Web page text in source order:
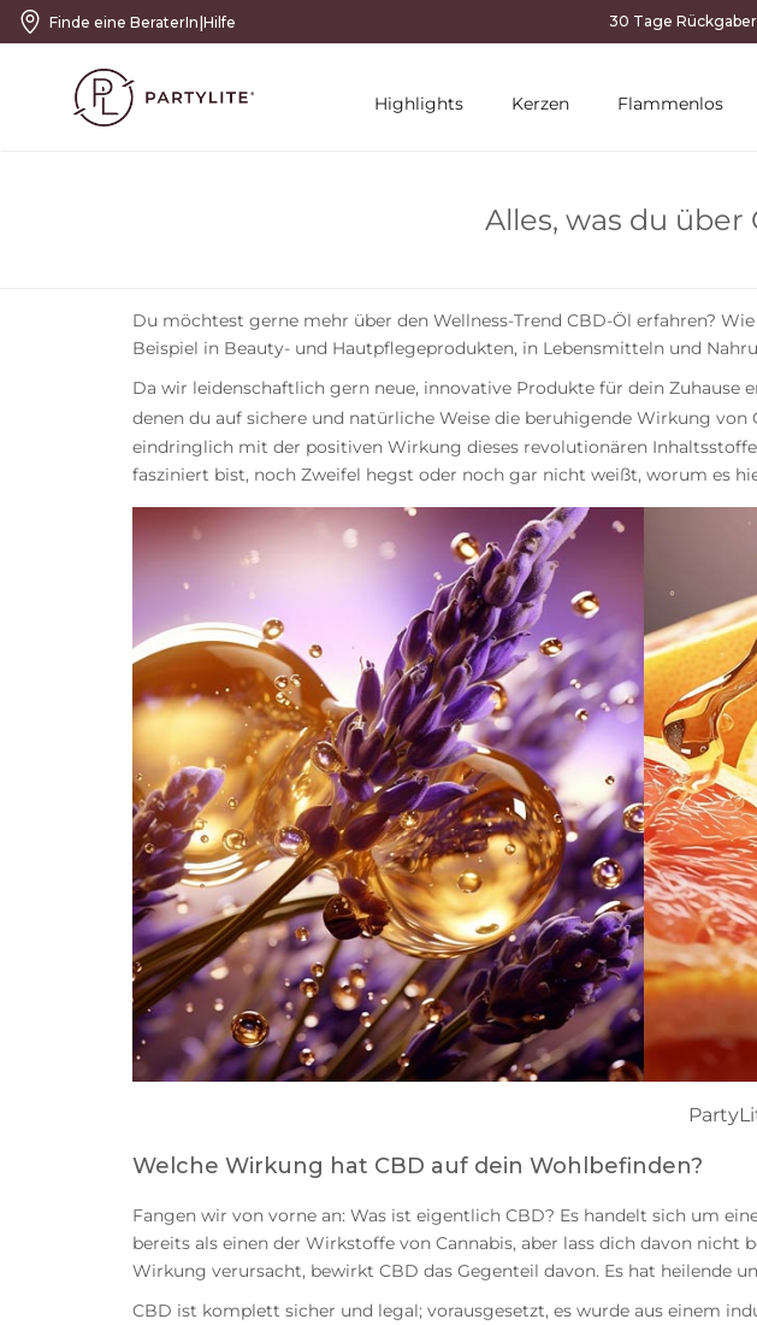
Finde eine BeraterIn|Hilfe 10 %
Highlights Kerzen Flammenlos
Alles, was du über
Du möchtest gerne mehr über den Wellness-Trend CBD-Öl erfahren?
Beispiel in Beauty- und Hautpflegeprodukten, in Lebensmitteln und
Da wir leidenschaftlich gern neue, innovative Produkte für dein
denen du auf sichere und natürliche Weise die beruhigende Wirkung von
eindringlich mit der positiven Wirkung dieses revolutionären
fasziniert bist, noch Zweifel hegst oder noch gar nicht weißt, worum es
Welche Wirkung hat CBD auf dein Wohlbefinden?
Fangen wir von vorne an: Was ist eigentlich CBD? Es handelt sich um
bereits als einen der Wirkstoffe von Cannabis, aber lass dich davon nicht
Wirkung verursacht, bewirkt CBD das Gegenteil davon. Es hat heilende
CBD ist komplett sicher und legal; vorausgesetzt, es wurde aus einem